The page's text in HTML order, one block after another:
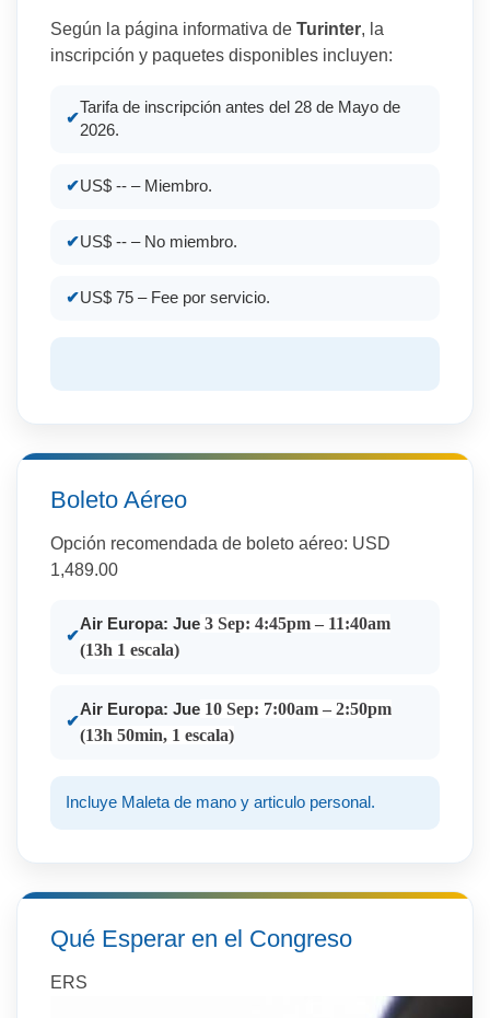
Según la página informativa de Turinter, la
inscripción y paquetes disponibles incluyen:
Tarifa de inscripción antes del 28 de Mayo de
2026.
US$ -- – Miembro.
US$ -- – No miembro.
US$ 75 – Fee por servicio.
Boleto Aéreo
Opción recomendada de boleto aéreo: USD
1,489.00
Air Europa: Jue 3 Sep: 4:45pm – 11:40am
(13h 1 escala)
Air Europa: Jue 10 Sep: 7:00am – 2:50pm
(13h 50min, 1 escala)
Incluye Maleta de mano y articulo personal.
Qué Esperar en el Congreso
ERS